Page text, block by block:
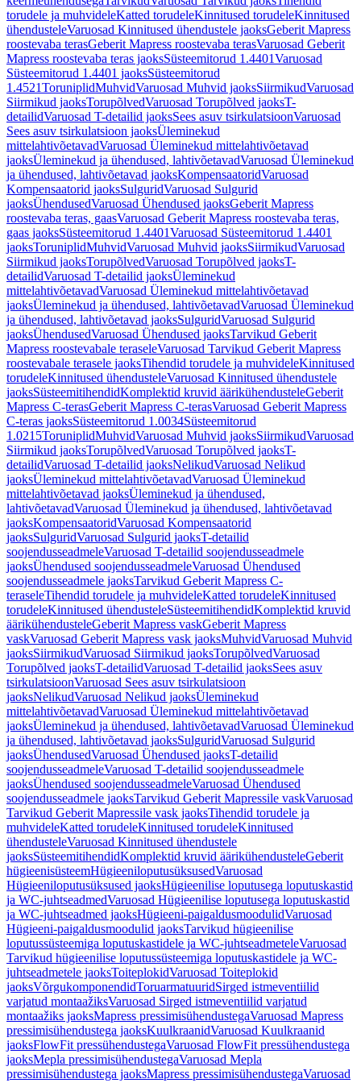
torudele ja muhvideleKatted torudeleKinnitused torudeleKinnitused
ühendusteleVaruosad Kinnitused ühendustele jaoksGeberit Mapress
roostevaba terasGeberit Mapress roostevaba terasVaruosad Geberit
Mapress roostevaba teras jaoksSüsteemitorud 1.4401Varuosad
Süsteemitorud 1.4401 jaoksSüsteemitorud
1.4521ToruniplidMuhvidVaruosad Muhvid jaoksSiirmikudVaruosad
Siirmikud jaoksTorupõlvedVaruosad Torupõlved jaoksT-
detailidVaruosad T-detailid jaoksSees asuv tsirkulatsioonVaruosad
Sees asuv tsirkulatsioon jaoksÜleminekud
mittelahtivõetavadVaruosad Üleminekud mittelahtivõetavad
jaoksÜleminekud ja ühendused, lahtivõetavadVaruosad Üleminekud
ja ühendused, lahtivõetavad jaoksKompensaatoridVaruosad
Kompensaatorid jaoksSulguridVaruosad Sulgurid
jaoksÜhendusedVaruosad Ühendused jaoksGeberit Mapress
roostevaba teras, gaasVaruosad Geberit Mapress roostevaba teras,
gaas jaoksSüsteemitorud 1.4401Varuosad Süsteemitorud 1.4401
jaoksToruniplidMuhvidVaruosad Muhvid jaoksSiirmikudVaruosad
Siirmikud jaoksTorupõlvedVaruosad Torupõlved jaoksT-
detailidVaruosad T-detailid jaoksÜleminekud
mittelahtivõetavadVaruosad Üleminekud mittelahtivõetavad
jaoksÜleminekud ja ühendused, lahtivõetavadVaruosad Üleminekud
ja ühendused, lahtivõetavad jaoksSulguridVaruosad Sulgurid
jaoksÜhendusedVaruosad Ühendused jaoksTarvikud Geberit
Mapress roostevabale teraseleVaruosad Tarvikud Geberit Mapress
roostevabale terasele jaoksTihendid torudele ja muhvideleKinnitused
torudeleKinnitused ühendusteleVaruosad Kinnitused ühendustele
jaoksSüsteemitihendidKomplektid kruvid äärikühendusteleGeberit
Mapress C-terasGeberit Mapress C-terasVaruosad Geberit Mapress
C-teras jaoksSüsteemitorud 1.0034Süsteemitorud
1.0215ToruniplidMuhvidVaruosad Muhvid jaoksSiirmikudVaruosad
Siirmikud jaoksTorupõlvedVaruosad Torupõlved jaoksT-
detailidVaruosad T-detailid jaoksNelikudVaruosad Nelikud
jaoksÜleminekud mittelahtivõetavadVaruosad Üleminekud
mittelahtivõetavad jaoksÜleminekud ja ühendused,
lahtivõetavadVaruosad Üleminekud ja ühendused, lahtivõetavad
jaoksKompensaatoridVaruosad Kompensaatorid
jaoksSulguridVaruosad Sulgurid jaoksT-detailid
soojendusseadmeleVaruosad T-detailid soojendusseadmele
jaoksÜhendused soojendusseadmeleVaruosad Ühendused
soojendusseadmele jaoksTarvikud Geberit Mapress C-
teraseleTihendid torudele ja muhvideleKatted torudeleKinnitused
torudeleKinnitused ühendusteleSüsteemitihendidKomplektid kruvid
äärikühendusteleGeberit Mapress vaskGeberit Mapress
vaskVaruosad Geberit Mapress vask jaoksMuhvidVaruosad Muhvid
jaoksSiirmikudVaruosad Siirmikud jaoksTorupõlvedVaruosad
Torupõlved jaoksT-detailidVaruosad T-detailid jaoksSees asuv
tsirkulatsioonVaruosad Sees asuv tsirkulatsioon
jaoksNelikudVaruosad Nelikud jaoksÜleminekud
mittelahtivõetavadVaruosad Üleminekud mittelahtivõetavad
jaoksÜleminekud ja ühendused, lahtivõetavadVaruosad Üleminekud
ja ühendused, lahtivõetavad jaoksSulguridVaruosad Sulgurid
jaoksÜhendusedVaruosad Ühendused jaoksT-detailid
soojendusseadmeleVaruosad T-detailid soojendusseadmele
jaoksÜhendused soojendusseadmeleVaruosad Ühendused
soojendusseadmele jaoksTarvikud Geberit Mapressile vaskVaruosad
Tarvikud Geberit Mapressile vask jaoksTihendid torudele ja
muhvideleKatted torudeleKinnitused torudeleKinnitused
ühendusteleVaruosad Kinnitused ühendustele
jaoksSüsteemitihendidKomplektid kruvid äärikühendusteleGeberit
hügieenisüsteemHügieeniloputusüksusedVaruosad
Hügieeniloputusüksused jaoksHügieenilise loputusega loputuskastid
ja WC-juhtseadmedVaruosad Hügieenilise loputusega loputuskastid
ja WC-juhtseadmed jaoksHügieeni-paigaldusmoodulidVaruosad
Hügieeni-paigaldusmoodulid jaoksTarvikud hügieenilise
loputussüsteemiga loputuskastidele ja WC-juhtseadmeteleVaruosad
Tarvikud hügieenilise loputussüsteemiga loputuskastidele ja WC-
juhtseadmetele jaoksToiteplokidVaruosad Toiteplokid
jaoksVõrgukomponendidToruarmatuuridSirged istmeventiilid
varjatud montaažiksVaruosad Sirged istmeventiilid varjatud
montaažiks jaoksMapress pressimisühendustegaVaruosad Mapress
pressimisühendustega jaoksKuulkraanidVaruosad Kuulkraanid
jaoksFlowFit pressühendustegaVaruosad FlowFit pressühendustega
jaoksMepla pressimisühendustegaVaruosad Mepla
pressimisühendustega jaoksMapress pressimisühendustegaVaruosad